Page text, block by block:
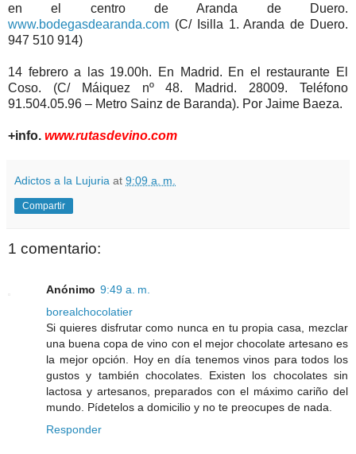
en el centro de Aranda de Duero.
www.bodegasdearanda.com (C/ Isilla 1. Aranda de Duero.
947 510 914)
14 febrero a las 19.00h. En Madrid. En el restaurante El
Coso. (C/ Máiquez nº 48. Madrid. 28009. Teléfono
91.504.05.96 – Metro Sainz de Baranda). Por Jaime Baeza.
+info. www.rutasdevino.com
Adictos a la Lujuria at 9:09 a. m.
Compartir
1 comentario:
Anónimo 9:49 a. m.
borealchocolatier
Si quieres disfrutar como nunca en tu propia casa, mezclar
una buena copa de vino con el mejor chocolate artesano es
la mejor opción. Hoy en día tenemos vinos para todos los
gustos y también chocolates. Existen los chocolates sin
lactosa y artesanos, preparados con el máximo cariño del
mundo. Pídetelos a domicilio y no te preocupes de nada.
Responder